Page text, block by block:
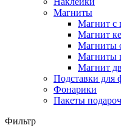
Магниты
Магнит с
Магнит
Магниты
Магниты
Магнит
Подставки для
Фонарики
Пакеты
Фильтр